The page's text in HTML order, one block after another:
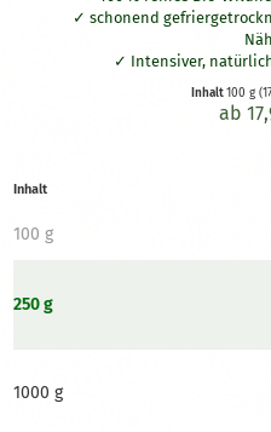
schonend
Intensiver,
Vielseitig verwendbar:
Inhalt100 g
ab
Inhalt
100 g
250 g
1000 g